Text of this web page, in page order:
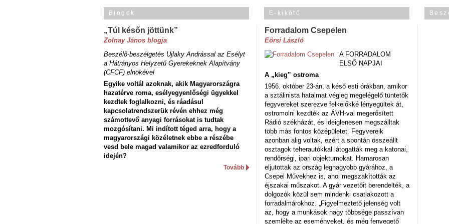
Blogok
„Túl későn jöttünk”
Zolnay János blogja
Beszélő-beszélgetés Ujlaky Andrással az Esélyt
a Hátrányos Helyzetű Gyerekeknek Alapítvány
(CFCF) elnökével
Egyike voltál azoknak, akik Magyarországra
hazatérve roma, esélyegyenlőségi ügyekkel
kezdtek foglalkozni, és ráadásul
kapcsolatrendszerük révén ehhez még
számottevő anyagi forrásokat is tudtak
mozgósítani. Mi indított téged arra, hogy a
magyarországi közéletnek ebbe a részébe
vesd bele magad valamikor az ezredforduló
idején?
Tovább
E-kikötő
Forradalom Csepelen
Eörsi László
A FORRADALOM
ELSŐ NAPJAI
A „kieg” ostroma
1956. október 23-án, a késő esti órákban, amikor
a sztálinista hatalmat végleg megelégelő tüntetők
fegyvereket szerezve felkelőkké lényegültek át,
ostromolni kezdték az ÁVH-val megerősített
Rádió székházát, és ideiglenesen megszálltak
több más fontos középületet. Fegyvereik
azonban alig voltak, ezért a spontán összeállt
osztagok teherautókkal látogatták meg a katonai,
rendőrségi, ipari objektumokat. Hamarosan
eljutottak az ország legnagyobb gyárához, a
Csepel Művekhez is, ahol megszakították az
éjszakai műszakot. A gyár vezetőit berendelték, a
dolgozók közül sem mindenki csatlakozott a
forradalmárokhoz. „Figyelmeztető jelenség volt
az, hogy a munkások nagy többsége passzívan
szemlélte az eseményeket, és még fenyegető